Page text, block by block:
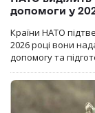
допомоги у
Країни НАТО
2026 році вони
допомогу та